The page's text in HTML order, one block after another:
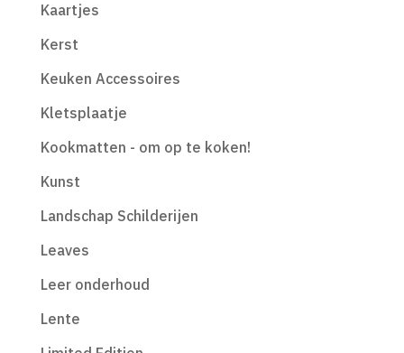
Kaartjes
Kerst
Keuken Accessoires
Kletsplaatje
Kookmatten - om op te koken!
Kunst
Landschap Schilderijen
Leaves
Leer onderhoud
Lente